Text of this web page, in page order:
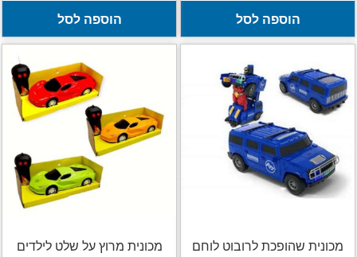
הוספה לסל הוספה לסל
מכונית שהופכת לרובוט לוחם מכונית מרוץ על שלט לילדים